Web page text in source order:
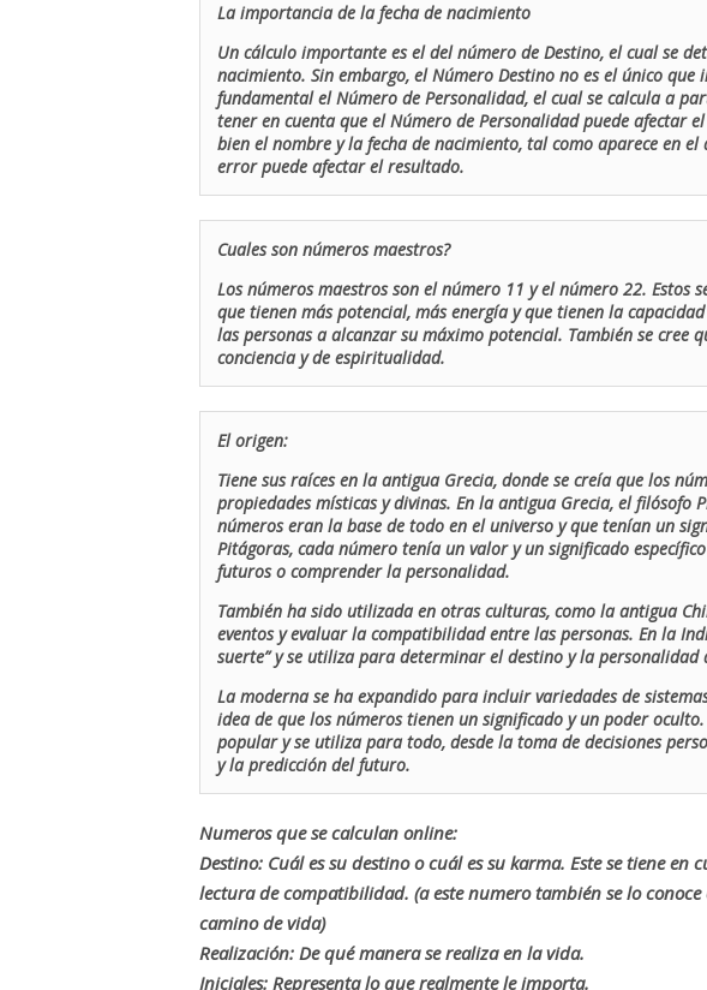
La importancia de la fecha de nacimiento
Un cálculo importante es el del número de Destino, el cual se
nacimiento. Sin embargo, el Número Destino no es el único que
fundamental el Número de Personalidad, el cual se calcula a
tener en cuenta que el Número de Personalidad puede afectar
bien el nombre y la fecha de nacimiento, tal como aparece en
error puede afectar el resultado.
Cuales son números maestros?
Los números maestros son el número 11 y el número 22. Estos
que tienen más potencial, más energía y que tienen la
las personas a alcanzar su máximo potencial. También se cree
conciencia y de espiritualidad.
El origen:
Tiene sus raíces en la antigua Grecia, donde se creía que los
propiedades místicas y divinas. En la antigua Grecia, el filósofo
números eran la base de todo en el universo y que tenían un
Pitágoras, cada número tenía un valor y un significado
futuros o comprender la personalidad.
También ha sido utilizada en otras culturas, como la antigua
eventos y evaluar la compatibilidad entre las personas. En la
suerte” y se utiliza para determinar el destino y la personalidad
La moderna se ha expandido para incluir variedades de
idea de que los números tienen un significado y un poder
popular y se utiliza para todo, desde la toma de decisiones
y la predicción del futuro.
Numeros que se calculan online:
Destino: Cuál es su destino o cuál es su karma. Este se tiene
lectura de compatibilidad. (a este numero también se lo
camino de vida)
Realización: De qué manera se realiza en la vida.
Iniciales: Representa lo que realmente le importa.